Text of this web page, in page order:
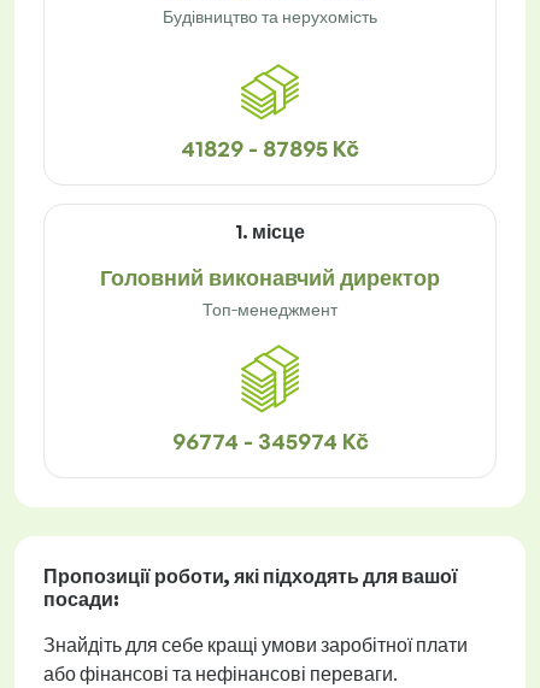
Будівництво та нерухомість
41829 - 87895 Kč
1. місце
Головний виконавчий директор
Топ-менеджмент
96774 - 345974 Kč
Пропозиції роботи, які підходять для вашої
посади:
Знайдіть для себе кращі умови заробітної плати
або фінансові та нефінансові переваги.